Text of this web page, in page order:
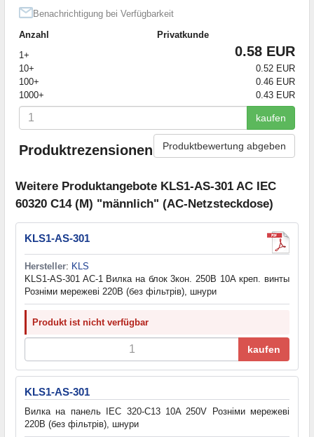
Benachrichtigung bei Verfügbarkeit
Anzahl
Privatkunde
1+
0.58 EUR
10+
0.52 EUR
100+
0.46 EUR
1000+
0.43 EUR
kaufen
Produktrezensionen Produktbewertung abgeben
Weitere Produktangebote KLS1-AS-301 AC IEC
60320 C14 (M) "männlich" (AC-Netzsteckdose)
KLS1-AS-301
Hersteller: KLS
KLS1-AS-301 AC-1 Вилка на блок 3кон. 250В 10А креп. винты
Розніми мережеві 220В (без фільтрів), шнури
Produkt ist nicht verfügbar
kaufen
KLS1-AS-301
Вилка на панель IEC 320-C13 10A 250V Розніми мережеві
220В (без фільтрів), шнури